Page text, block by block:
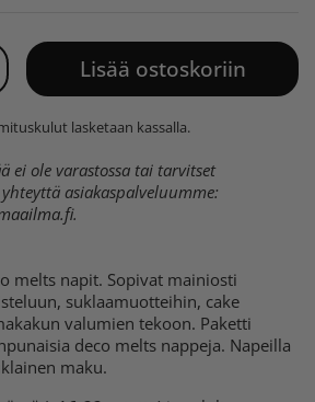
Lisää ostoskoriin
lasketaan kassalla.
ei ole varastossa tai tarvitset
asiakaspalveluumme:
.
melts napit. Sopivat mainiosti
suklaamuotteihin, cake
valumien tekoon. Paketti
deco melts nappeja. Napeilla
maku.